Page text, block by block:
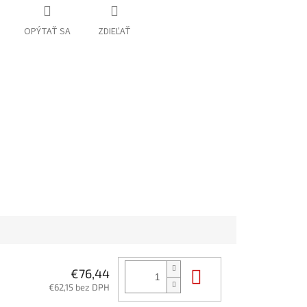
OPÝTAŤ SA ZDIEĽAŤ
€76,44
€62,15 bez DPH